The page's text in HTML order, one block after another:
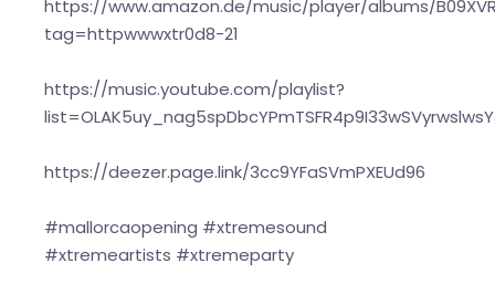
https://www.amazon.de/music/player/albums/
tag=httpwwwxtr0d8-21
https://music.youtube.com/playlist?
https://deezer.page.link/3cc9YFaSVmPXEUd96
#mallorcaopening #xtremesound
#xtremeartists #xtremeparty